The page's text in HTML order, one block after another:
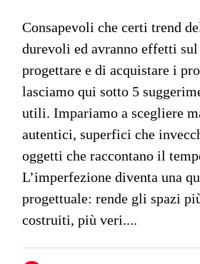
Consapevoli che certi trend
durevoli ed avranno effetti
progettare e di acquistare i
lasciamo qui sotto 5
utili. Impariamo a scegliere
autentici, superfici che
oggetti che raccontano il
L’imperfezione diventa una
progettuale: rende gli spazi
costruiti, più veri....